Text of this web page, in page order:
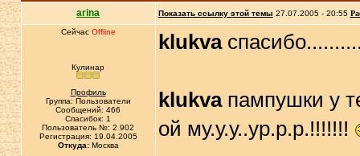
arina Показать ссылку этой темы 27.07.2005 - 20:55
Сейчас Offline
Кулинар
Профиль
Группа: Пользователи
Сообщений: 466
Спасибок: 1
Пользователь №: 2 902
Регистрация: 19.04.2005
Откуда:Москва
klukva
klukvaпампушки у
ой му.у.у..ур.р.р.!!!!!!!